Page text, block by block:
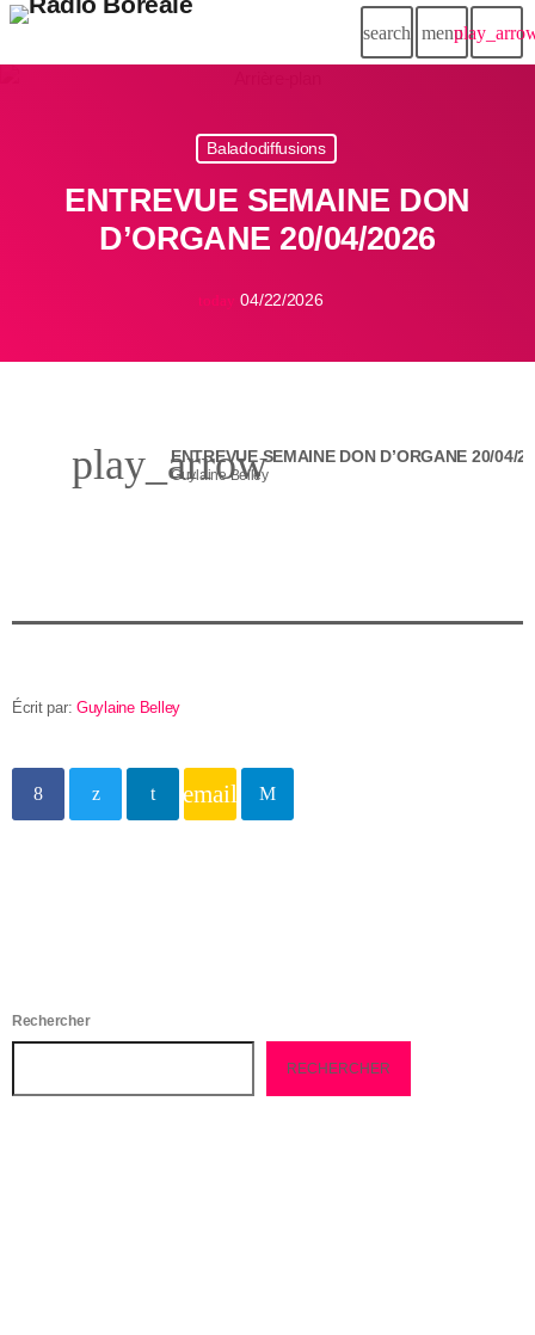
search menu
Baladodiffusions
ENTREVUE SEMAINE DON
D’ORGANE 20/04/2026
today 04/22/2026
play_arrowENTREVUE SEMAINE DON D’ORGANE 20/04/
Guylaine Belley
Écrit par:Guylaine Belley
email
Rechercher
RECHERCHER